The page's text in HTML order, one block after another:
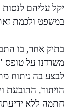
יקל עליהם
במשפט ולכמת
בתיק אחר, בו
משרדנו על טופס
לבצע בה ניתוח
הויתור, התובעת
חתמה ללא